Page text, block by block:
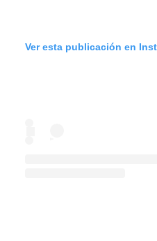
Ver esta publicación en